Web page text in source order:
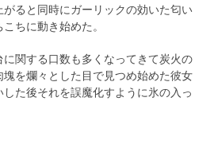
ると同時にガーリックの効いた匂い
ちに動き始めた。
関する口数も多くなってきて炭火の
を爛々とした目で見つめ始めた彼女
た後それを誤魔化すように氷の入っ